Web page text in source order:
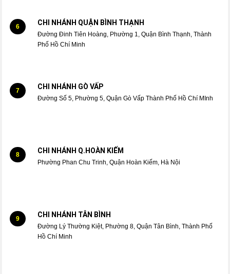
6 CHI NHÁNH QUẬN BÌNH THẠNH
Đường Đinh Tiên Hoàng, Phường 1, Quận Bình Thạnh, Thành
Phố Hồ Chí Minh
7 CHI NHÁNH GÒ VẤP
Đường Số 5, Phường 5, Quận Gò Vấp Thành Phố Hồ Chí MInh
8 CHI NHÁNH Q.HOÀN KIẾM
Phường Phan Chu Trinh, Quận Hoàn Kiếm, Hà Nội
9 CHI NHÁNH TÂN BÌNH
Đường Lý Thường Kiệt, Phường 8, Quận Tân Bình, Thành Phố
Hồ Chí Minh